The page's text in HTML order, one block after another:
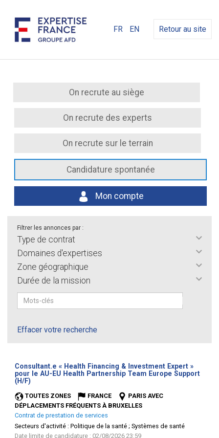
FR EN Retour au site
On recrute au siège
On recrute des experts
On recrute sur le terrain
Candidature spontanée
Mon compte
Filtrer les annonces par :
Type de contrat
Domaines d'expertises
Zone géographique
Durée de la mission
Effacer votre recherche
Consultant.e « Health Financing & Investment Expert »
pour le AU-EU Health Partnership Team Europe Support
(H/F)
TOUTES ZONES FRANCE
PARIS AVEC
DÉPLACEMENTS FRÉQUENTS À BRUXELLES
Contrat de prestation de services
Secteurs d'activité : Politique de la santé ; Systèmes de santé
Date limite de candidature : 02/08/2026 23:59